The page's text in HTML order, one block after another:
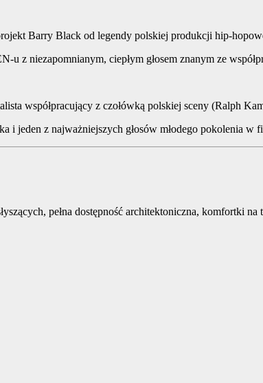
Barry Black od legendy polskiej produkcji hip-
u z niezapomnianym, ciepłym głosem znanym ze
współpracujący z czołówką polskiej sceny (Ralph
i jeden z najważniejszych głosów młodego pokolenia w
pełna dostępność architektoniczna, komfortki na